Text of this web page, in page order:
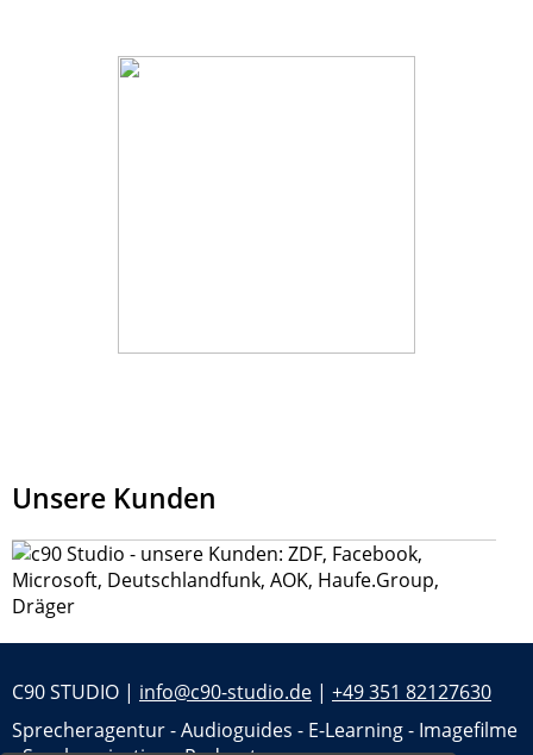
Unsere Kunden
C90 STUDIO | info@c90-studio.de | +49 351 82127630
Sprecheragentur - Audioguides - E-Learning - Imagefilme